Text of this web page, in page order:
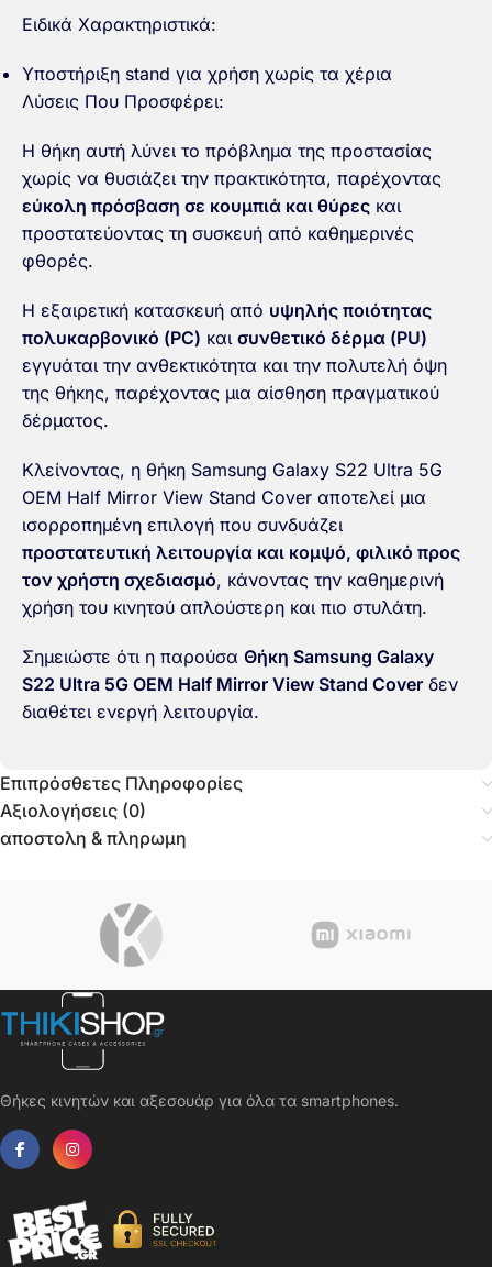
Ειδικά Χαρακτηριστικά:
Υποστήριξη stand για χρήση χωρίς τα χέρια
Λύσεις Που Προσφέρει:
Η θήκη αυτή λύνει το πρόβλημα της προστασίας
χωρίς να θυσιάζει την πρακτικότητα, παρέχοντας
εύκολη πρόσβαση σε κουμπιά και θύρες και
προστατεύοντας τη συσκευή από καθημερινές
φθορές.
Η εξαιρετική κατασκευή από υψηλής ποιότητας
πολυκαρβονικό (PC) και συνθετικό δέρμα (PU)
εγγυάται την ανθεκτικότητα και την πολυτελή όψη
της θήκης, παρέχοντας μια αίσθηση πραγματικού
δέρματος.
Κλείνοντας, η θήκη Samsung Galaxy S22 Ultra 5G
OEM Half Mirror View Stand Cover αποτελεί μια
ισορροπημένη επιλογή που συνδυάζει
προστατευτική λειτουργία και κομψό, φιλικό προς
τον χρήστη σχεδιασμό, κάνοντας την καθημερινή
χρήση του κινητού απλούστερη και πιο στυλάτη.
Σημειώστε ότι η παρούσα Θήκη Samsung Galaxy
S22 Ultra 5G OEM Half Mirror View Stand Cover δεν
διαθέτει ενεργή λειτουργία.
Επιπρόσθετες Πληροφορίες
Αξιολογήσεις (0)
αποστολη & πληρωμη
Θήκες κινητών και αξεσουάρ για όλα τα smartphones.